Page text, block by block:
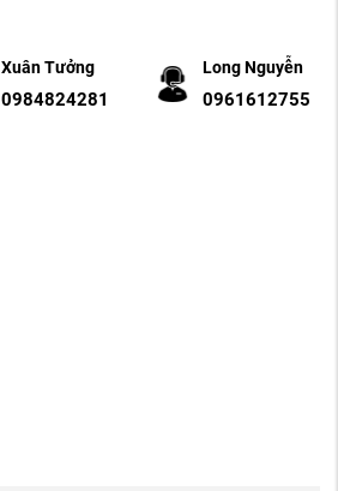
Xuân Tưởng
0984824281
Long Nguyễn
0961612755